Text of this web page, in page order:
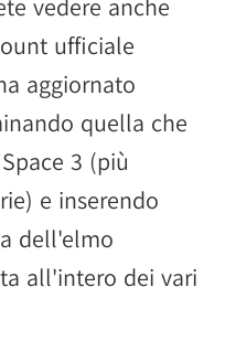
vedere anche
ufficiale
aggiornato
quella che
3 (più
e inserendo
dell'elmo
all'intero dei vari